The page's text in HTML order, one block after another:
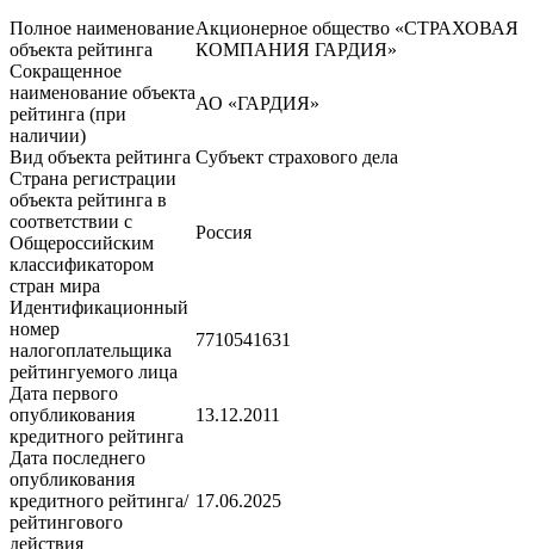
Полное наименование
объекта рейтинга
Акционерное общество «СТРАХОВАЯ
КОМПАНИЯ ГАРДИЯ»
Сокращенное
наименование объекта
рейтинга (при
наличии)
АО «ГАРДИЯ»
Вид объекта рейтинга Субъект страхового дела
Страна регистрации
объекта рейтинга в
соответствии с
Общероссийским
классификатором
стран мира
Россия
Идентификационный
номер
налогоплательщика
рейтингуемого лица
7710541631
Дата первого
опубликования
кредитного рейтинга
13.12.2011
Дата последнего
опубликования
кредитного рейтинга/
рейтингового
действия
17.06.2025